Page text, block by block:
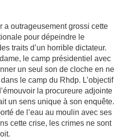
a outrageusement grossi cette
pour dépeindre le
traits d’un horrible dictateur.
le camp présidentiel avec
un seul son de cloche en ne
le camp du Rhdp. L’objectif
la procureure adjointe
un sens unique à son enquête.
de l’eau au moulin avec ses
cette crise, les crimes ne sont